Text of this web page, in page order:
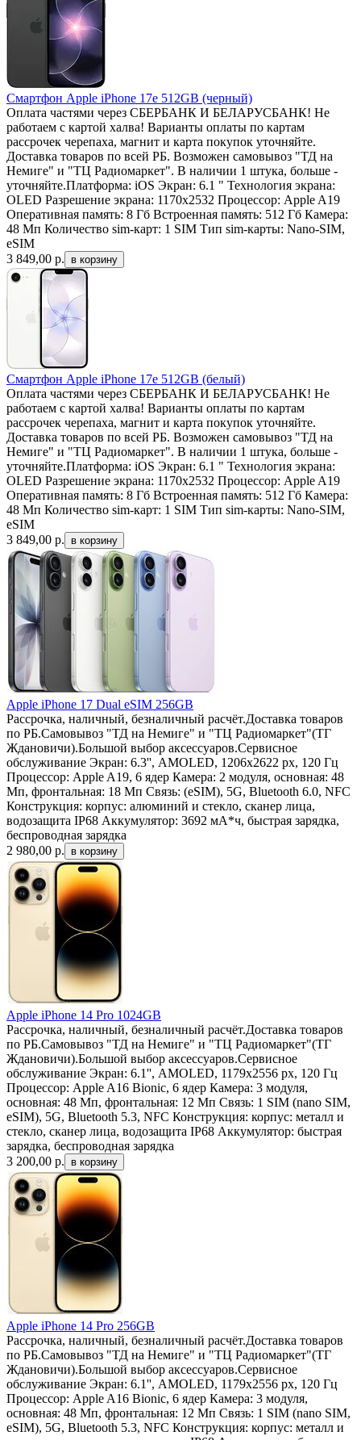
Смартфон Apple iPhone 17e 512GB (черный)
Оплата частями через СБЕРБАНК И БЕЛАРУСБАНК! Не
работаем с картой халва! Варианты оплаты по картам
рассрочек черепаха, магнит и карта покупок уточняйте.
Доставка товаров по всей РБ. Возможен самовывоз "ТД на
Немиге" и "ТЦ Радиомаркет". В наличии 1 штука, больше -
уточняйте.Платформа: iOS Экран: 6.1 " Технология экрана:
OLED Разрешение экрана: 1170x2532 Процессор: Apple A19
Оперативная память: 8 Гб Встроенная память: 512 Гб Камера:
48 Мп Количество sim-карт: 1 SIM Тип sim-карты: Nano-SIM,
eSIM
3 849,00 р.
Смартфон Apple iPhone 17e 512GB (белый)
Оплата частями через СБЕРБАНК И БЕЛАРУСБАНК! Не
работаем с картой халва! Варианты оплаты по картам
рассрочек черепаха, магнит и карта покупок уточняйте.
Доставка товаров по всей РБ. Возможен самовывоз "ТД на
Немиге" и "ТЦ Радиомаркет". В наличии 1 штука, больше -
уточняйте.Платформа: iOS Экран: 6.1 " Технология экрана:
OLED Разрешение экрана: 1170x2532 Процессор: Apple A19
Оперативная память: 8 Гб Встроенная память: 512 Гб Камера:
48 Мп Количество sim-карт: 1 SIM Тип sim-карты: Nano-SIM,
eSIM
3 849,00 р.
Apple iPhone 17 Dual eSIM 256GB
Рассрочка, наличный, безналичный расчёт.Доставка товаров
по РБ.Самовывоз "ТД на Немиге" и "ТЦ Радиомаркет"(ТГ
Ждановичи).Большой выбор аксессуаров.Сервисное
обслуживание Экран: 6.3'', AMOLED, 1206x2622 px, 120 Гц
Процессор: Apple A19, 6 ядер Камера: 2 модуля, основная: 48
Мп, фронтальная: 18 Мп Связь: (eSIM), 5G, Bluetooth 6.0, NFC
Конструкция: корпус: алюминий и стекло, сканер лица,
водозащита IP68 Аккумулятор: 3692 мА*ч, быстрая зарядка,
беспроводная зарядка
2 980,00 р.
Apple iPhone 14 Pro 1024GB
Рассрочка, наличный, безналичный расчёт.Доставка товаров
по РБ.Самовывоз "ТД на Немиге" и "ТЦ Радиомаркет"(ТГ
Ждановичи).Большой выбор аксессуаров.Сервисное
обслуживание Экран: 6.1'', AMOLED, 1179x2556 px, 120 Гц
Процессор: Apple A16 Bionic, 6 ядер Камера: 3 модуля,
основная: 48 Мп, фронтальная: 12 Мп Связь: 1 SIM (nano SIM,
eSIM), 5G, Bluetooth 5.3, NFC Конструкция: корпус: металл и
стекло, сканер лица, водозащита IP68 Аккумулятор: быстрая
зарядка, беспроводная зарядка
3 200,00 р.
Apple iPhone 14 Pro 256GB
Рассрочка, наличный, безналичный расчёт.Доставка товаров
по РБ.Самовывоз "ТД на Немиге" и "ТЦ Радиомаркет"(ТГ
Ждановичи).Большой выбор аксессуаров.Сервисное
обслуживание Экран: 6.1'', AMOLED, 1179x2556 px, 120 Гц
Процессор: Apple A16 Bionic, 6 ядер Камера: 3 модуля,
основная: 48 Мп, фронтальная: 12 Мп Связь: 1 SIM (nano SIM,
eSIM), 5G, Bluetooth 5.3, NFC Конструкция: корпус: металл и